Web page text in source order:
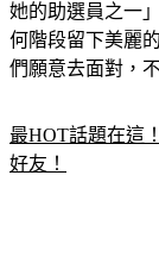
她的助選員之一
何階段留下美麗
們願意去面對，
最HOT話題在這
好友！